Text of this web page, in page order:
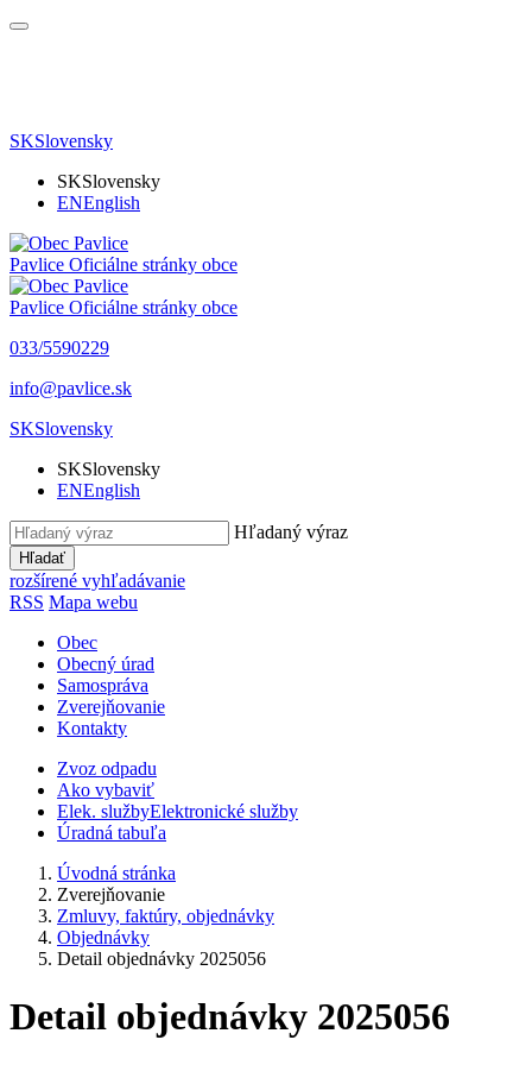
SKSlovensky
SKSlovensky
ENEnglish
Pavlice Oficiálne stránky obce
Pavlice Oficiálne stránky obce
033/5590229
info@pavlice.sk
SKSlovensky
SKSlovensky
ENEnglish
Hľadaný výraz
Hľadať
rozšírené vyhľadávanie
RSS Mapa webu
Obec
Obecný úrad
Samospráva
Zverejňovanie
Kontakty
Zvoz odpadu
Ako vybaviť
Elek. službyElektronické služby
Úradná tabuľa
Úvodná stránka
Zverejňovanie
Zmluvy, faktúry, objednávky
Objednávky
Detail objednávky 2025056
Detail objednávky 2025056